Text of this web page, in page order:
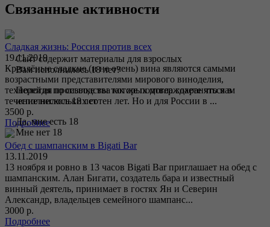
Связанные активности
Сладкая жизнь: Россия против всех
19.11.2019
Креплёные сладкие (и не очень) вина являются самыми
возрастными представителями мирового виноделия,
технология производства которых могла сохраняться в
течение нескольких сотен лет. Но и для России в ...
3500 р.
Подробнее
Обед с шампанским в Bigati Bar
13.11.2019
13 ноября и ровно в 13 часов Bigati Bar приглашает на обед с
шампанским. Алан Бигати, создатель бара и известный
винный деятель, принимает в гостях Ян и Северин
Александр, владельцев семейного шампанс...
3000 р.
Подробнее
Сайт содержит материалы для взрослых
Вам исполнилось 18 лет?
Перейдя по ссылке вы так же подтверждаете что вам
исполнилось 18 лет
Да, мне есть 18
Мне нет 18